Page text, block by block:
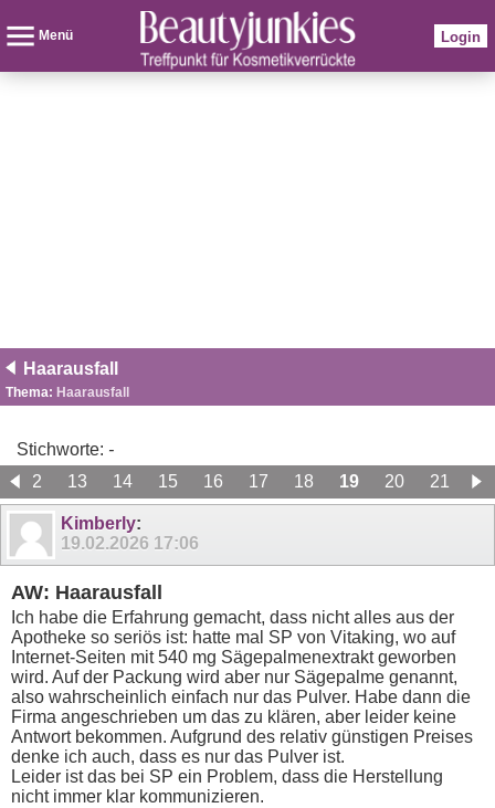
Menü Login
Haarausfall
Thema: Haarausfall
Stichworte: -
12
13 14 15 16 17 18 19 20 21
Kimberly:
19.02.2026 17:06
AW: Haarausfall
Ich habe die Erfahrung gemacht, dass nicht alles aus der
Apotheke so seriös ist: hatte mal SP von Vitaking, wo auf
Internet-Seiten mit 540 mg Sägepalmenextrakt geworben
wird. Auf der Packung wird aber nur Sägepalme genannt,
also wahrscheinlich einfach nur das Pulver. Habe dann die
Firma angeschrieben um das zu klären, aber leider keine
Antwort bekommen. Aufgrund des relativ günstigen Preises
denke ich auch, dass es nur das Pulver ist.
Leider ist das bei SP ein Problem, dass die Herstellung
nicht immer klar kommunizieren.